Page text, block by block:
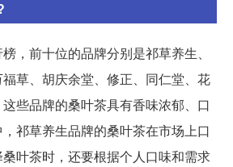
，前十位的品牌分别是祁草养生、
草、胡庆余堂、修正、同仁堂、花
些品牌的桑叶茶具有香味浓郁、口
祁草养生品牌的桑叶茶在市场上口
叶茶时，还要根据个人口味和需求